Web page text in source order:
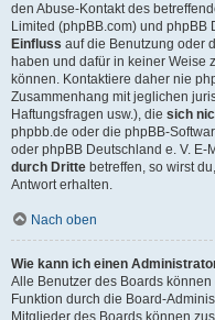
den Abuse-Kontakt des
Limited (phpBB.com) und phpBB
Einfluss auf die Benutzung oder
haben und dafür in keiner Weise
können. Kontaktiere daher nie
Zusammenhang mit jeglichen
Haftungsfragen usw.), die sich
phpbb.de oder die phpBB-
oder phpBB Deutschland e. V. E-
durch Dritte betreffen, so wirst
Antwort erhalten.
Nach oben
Wie kann ich einen
Alle Benutzer des Boards
Funktion durch die Board-
Mitglieder des Boards können